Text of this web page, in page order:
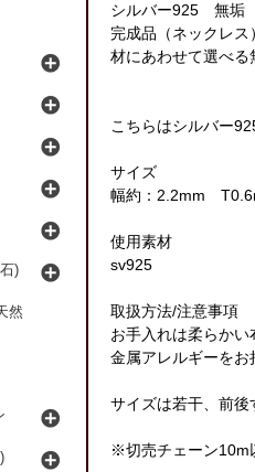
シルバー925 無垢
完成品（ネックレ
材にあわせて選べる
こちらはシルバー
サイズ
幅約：2.2mm
使用素材
sv925
取扱方法/注意事項
お手入れは柔らかい
金属アレルギーをお
サイズは若干、前後
※切売チェーン10m
)
然